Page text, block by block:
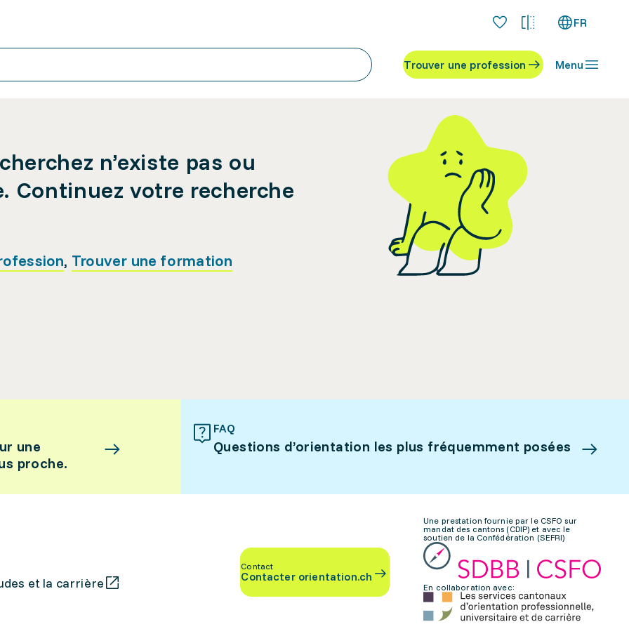
FR
Trouver une profession Menu
n’existe pas ou
Continuez votre recherche
, Trouver une formation
une
proche.
FAQ
Questions d’orientation les plus fréquemment posées
et la carrière
Contact
Contacter orientation.ch
Une prestation fournie par le CSFO sur
mandat des cantons (CDIP) et avec le
soutien de la Confédération (SEFRI)
En collaboration avec: